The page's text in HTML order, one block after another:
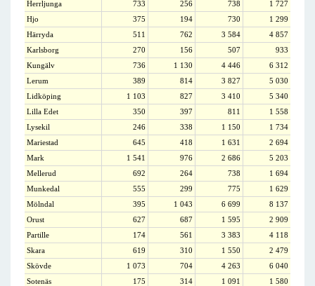
Herrljunga 733 256 738
1 727
Hjo
375 194 730
1 299
Härryda
511 762 3 584
4 857
Karlsborg
270 156 507
933
Kungälv
736 1 130 4 446
6 312
Lerum
389 814 3 827
5 030
Lidköping
1 103 827 3 410
5 340
Lilla Edet
350 397 811
1 558
Lysekil
246 338 1 150
1 734
Mariestad
645 418 1 631
2 694
Mark
1 541 976 2 686
5 203
Mellerud
692 264 738
1 694
Munkedal
555 299 775
1 629
Mölndal
395 1 043 6 699
8 137
Orust
627 687 1 595
2 909
Partille
174 561 3 383
4 118
Skara
619 310 1 550
2 479
Skövde
1 073 704 4 263
6 040
Sotenäs
175 314 1 091
1 580